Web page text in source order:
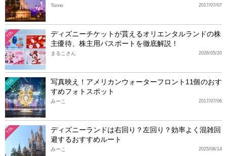
2017/07/07
Tomo
TDL
ディズニーチケットが貰えるオリエンタルランドの株
主優待、株主用パスポートを徹底解説！
2026/05/20
まるこさん
TDS
写真映え！アメリカンウォーターフロント11個のおす
すめフォトスポット
2017/07/06
みーこ
TDL
ディズニーランドは右回り？左回り？効率よく混雑回
避するおすすめルート
2025/08/14
みーこ